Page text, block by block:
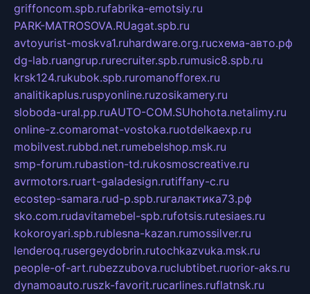
griffoncom.spb.rufabrika-emotsiy.ru
PARK-MATROSOVA.RUagat.spb.ru
avtoyurist-moskva1.ruhardware.org.ruсхема-авто.рф
dg-lab.ruangrup.rurecruiter.spb.rumusic8.spb.ru
krsk124.rukubok.spb.ruromanofforex.ru
analitikaplus.ruspyonline.ruzosikamery.ru
sloboda-ural.pp.ruAUTO-COM.SUhohota.netalimy.ru
online-z.comaromat-vostoka.ruotdelkaexp.ru
mobilvest.rubbd.net.rumebelshop.msk.ru
smp-forum.rubastion-td.rukosmoscreative.ru
avrmotors.ruart-galadesign.rutiffany-c.ru
ecostep-samara.rud-p.spb.ruгалактика73.рф
sko.com.rudavitamebel-spb.rufotsis.rutesiaes.ru
kokoroyari.spb.rublesna-kazan.rumossilver.ru
lenderoq.rusergeydobrin.rutochkazvuka.msk.ru
people-of-art.rubezzubova.ruclubtibet.ruorior-aks.ru
dynamoauto.ruszk-favorit.rucarlines.ruflatnsk.ru